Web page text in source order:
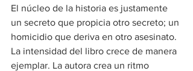
El núcleo de la historia es justamente
un secreto que propicia otro secreto; un
homicidio que deriva en otro asesinato.
La intensidad del libro crece de manera
ejemplar. La autora crea un ritmo